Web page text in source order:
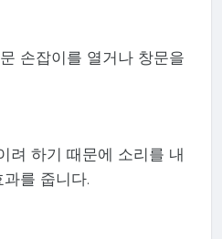
손잡이를 열거나 창문을
려 하기 때문에 소리를 내
를 줍니다.